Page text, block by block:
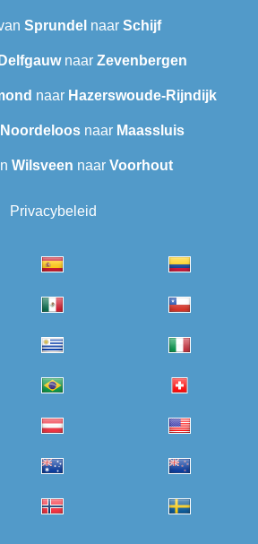
Sprundel naar Schijf
Delfgauwnaar Zevenbergen
naar Hazerswoude-Rijndijk
Noordeloos naar Maassluis
Wilsveen‎ naar Voorhout
Privacybeleid